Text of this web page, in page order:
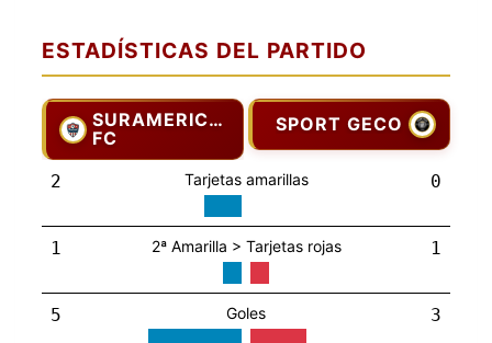
ESTADÍSTICAS DEL PARTIDO
SURAMERICANOS
FC
SPORT GECO
2 Tarjetas amarillas 0
1 2ª Amarilla > Tarjetas rojas 1
5 Goles 3